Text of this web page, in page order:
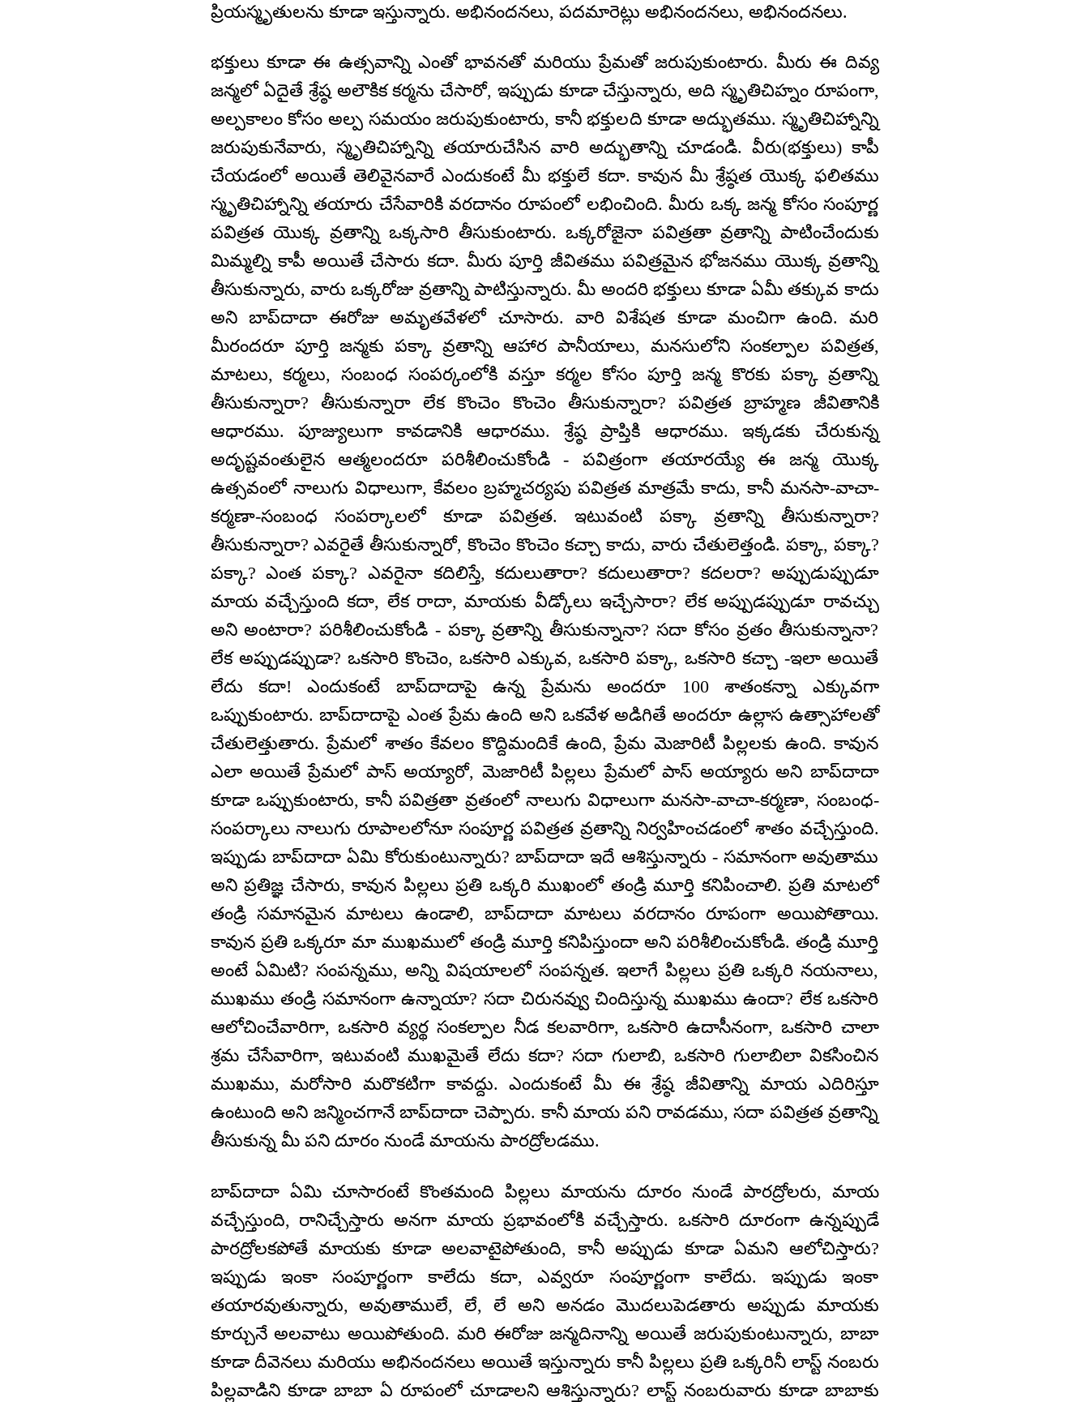
ప్రియస్మృతులను కూడా ఇస్తున్నారు. అభినందనలు, పదమారెట్లు అభినందనలు, అభినందనలు.
భక్తులు కూడా ఈ ఉత్సవాన్ని ఎంతో భావనతో మరియు ప్రేమతో జరుపుకుంటారు. మీరు ఈ దివ్య
జన్మలో ఏదైతే శ్రేష్ఠ అలౌకిక కర్మను చేసారో, ఇప్పుడు కూడా చేస్తున్నారు, అది స్మృతిచిహ్నం రూపంగా,
అల్పకాలం కోసం అల్ప సమయం జరుపుకుంటారు, కానీ భక్తులది కూడా అద్భుతము. స్మృతిచిహ్నాన్ని
జరుపుకునేవారు, స్మృతిచిహ్నాన్ని తయారుచేసిన వారి అద్భుతాన్ని చూడండి. వీరు(భక్తులు) కాపీ
చేయడంలో అయితే తెలివైనవారే ఎందుకంటే మీ భక్తులే కదా. కావున మీ శ్రేష్ఠత యొక్క ఫలితము
స్మృతిచిహ్నాన్ని తయారు చేసేవారికి వరదానం రూపంలో లభించింది. మీరు ఒక్క జన్మ కోసం సంపూర్ణ
పవిత్రత యొక్క వ్రతాన్ని ఒక్కసారి తీసుకుంటారు. ఒక్కరోజైనా పవిత్రతా వ్రతాన్ని పాటించేందుకు
మిమ్మల్ని కాపీ అయితే చేసారు కదా. మీరు పూర్తి జీవితము పవిత్రమైన భోజనము యొక్క వ్రతాన్ని
తీసుకున్నారు, వారు ఒక్కరోజు వ్రతాన్ని పాటిస్తున్నారు. మీ అందరి భక్తులు కూడా ఏమీ తక్కువ కాదు
అని బాప్‌దాదా ఈరోజు అమృతవేళలో చూసారు. వారి విశేషత కూడా మంచిగా ఉంది. మరి
మీరందరూ పూర్తి జన్మకు పక్కా వ్రతాన్ని ఆహార పానీయాలు, మనసులోని సంకల్పాల పవిత్రత,
మాటలు, కర్మలు, సంబంధ సంపర్కంలోకి వస్తూ కర్మల కోసం పూర్తి జన్మ కొరకు పక్కా వ్రతాన్ని
తీసుకున్నారా? తీసుకున్నారా లేక కొంచెం కొంచెం తీసుకున్నారా? పవిత్రత బ్రాహ్మణ జీవితానికి
ఆధారము. పూజ్యులుగా కావడానికి ఆధారము. శ్రేష్ఠ ప్రాప్తికి ఆధారము. ఇక్కడకు చేరుకున్న
అదృష్టవంతులైన ఆత్మలందరూ పరిశీలించుకోండి - పవిత్రంగా తయారయ్యే ఈ జన్మ యొక్క
ఉత్సవంలో నాలుగు విధాలుగా, కేవలం బ్రహ్మచర్యపు పవిత్రత మాత్రమే కాదు, కానీ మనసా-వాచా-
కర్మణా-సంబంధ సంపర్కాలలో కూడా పవిత్రత. ఇటువంటి పక్కా వ్రతాన్ని తీసుకున్నారా?
తీసుకున్నారా? ఎవరైతే తీసుకున్నారో, కొంచెం కొంచెం కచ్చా కాదు, వారు చేతులెత్తండి. పక్కా, పక్కా?
పక్కా? ఎంత పక్కా? ఎవరైనా కదిలిస్తే, కదులుతారా? కదులుతారా? కదలరా? అప్పుడుప్పుడూ
మాయ వచ్చేస్తుంది కదా, లేక రాదా, మాయకు వీడ్కోలు ఇచ్చేసారా? లేక అప్పుడప్పుడూ రావచ్చు
అని అంటారా? పరిశీలించుకోండి - పక్కా వ్రతాన్ని తీసుకున్నానా? సదా కోసం వ్రతం తీసుకున్నానా?
లేక అప్పుడప్పుడా? ఒకసారి కొంచెం, ఒకసారి ఎక్కువ, ఒకసారి పక్కా, ఒకసారి కచ్చా -ఇలా అయితే
లేదు కదా! ఎందుకంటే బాప్‌దాదాపై ఉన్న ప్రేమను అందరూ 100 శాతంకన్నా ఎక్కువగా
ఒప్పుకుంటారు. బాప్‌దాదాపై ఎంత ప్రేమ ఉంది అని ఒకవేళ అడిగితే అందరూ ఉల్లాస ఉత్సాహాలతో
చేతులెత్తుతారు. ప్రేమలో శాతం కేవలం కొద్దిమందికే ఉంది, ప్రేమ మెజారిటీ పిల్లలకు ఉంది. కావున
ఎలా అయితే ప్రేమలో పాస్‌ అయ్యారో, మెజారిటీ పిల్లలు ప్రేమలో పాస్‌ అయ్యారు అని బాప్‌దాదా
కూడా ఒప్పుకుంటారు, కానీ పవిత్రతా వ్రతంలో నాలుగు విధాలుగా మనసా-వాచా-కర్మణా, సంబంధ-
సంపర్కాలు నాలుగు రూపాలలోనూ సంపూర్ణ పవిత్రత వ్రతాన్ని నిర్వహించడంలో శాతం వచ్చేస్తుంది.
ఇప్పుడు బాప్‌దాదా ఏమి కోరుకుంటున్నారు? బాప్‌దాదా ఇదే ఆశిస్తున్నారు - సమానంగా అవుతాము
అని ప్రతిజ్ఞ చేసారు, కావున పిల్లలు ప్రతి ఒక్కరి ముఖంలో తండ్రి మూర్తి కనిపించాలి. ప్రతి మాటలో
తండ్రి సమానమైన మాటలు ఉండాలి, బాప్‌దాదా మాటలు వరదానం రూపంగా అయిపోతాయి.
కావున ప్రతి ఒక్కరూ మా ముఖములో తండ్రి మూర్తి కనిపిస్తుందా అని పరిశీలించుకోండి. తండ్రి మూర్తి
అంటే ఏమిటి? సంపన్నము, అన్ని విషయాలలో సంపన్నత. ఇలాగే పిల్లలు ప్రతి ఒక్కరి నయనాలు,
ముఖము తండ్రి సమానంగా ఉన్నాయా? సదా చిరునవ్వు చిందిస్తున్న ముఖము ఉందా? లేక ఒకసారి
ఆలోచించేవారిగా, ఒకసారి వ్యర్థ సంకల్పాల నీడ కలవారిగా, ఒకసారి ఉదాసీనంగా, ఒకసారి చాలా
శ్రమ చేసేవారిగా, ఇటువంటి ముఖమైతే లేదు కదా? సదా గులాబి, ఒకసారి గులాబిలా వికసించిన
ముఖము, మరోసారి మరొకటిగా కావద్దు. ఎందుకంటే మీ ఈ శ్రేష్ఠ జీవితాన్ని మాయ ఎదిరిస్తూ
ఉంటుంది అని జన్మించగానే బాప్‌దాదా చెప్పారు. కానీ మాయ పని రావడము, సదా పవిత్రత వ్రతాన్ని
తీసుకున్న మీ పని దూరం నుండే మాయను పారద్రోలడము.
బాప్‌దాదా ఏమి చూసారంటే కొంతమంది పిల్లలు మాయను దూరం నుండే పారద్రోలరు, మాయ
వచ్చేస్తుంది, రానిచ్చేస్తారు అనగా మాయ ప్రభావంలోకి వచ్చేస్తారు. ఒకసారి దూరంగా ఉన్నప్పుడే
పారద్రోలకపోతే మాయకు కూడా అలవాటైపోతుంది, కానీ అప్పుడు కూడా ఏమని ఆలోచిస్తారు?
ఇప్పుడు ఇంకా సంపూర్ణంగా కాలేదు కదా, ఎవ్వరూ సంపూర్ణంగా కాలేదు. ఇప్పుడు ఇంకా
తయారవుతున్నారు, అవుతాములే, లే, లే అని అనడం మొదలుపెడతారు అప్పుడు మాయకు
కూర్చునే అలవాటు అయిపోతుంది. మరి ఈరోజు జన్మదినాన్ని అయితే జరుపుకుంటున్నారు, బాబా
కూడా దీవెనలు మరియు అభినందనలు అయితే ఇస్తున్నారు కానీ పిల్లలు ప్రతి ఒక్కరినీ లాస్ట్‌ నంబరు
పిల్లవాడిని కూడా బాబా ఏ రూపంలో చూడాలని ఆశిస్తున్నారు? లాస్ట్‌ నంబరువారు కూడా బాబాకు